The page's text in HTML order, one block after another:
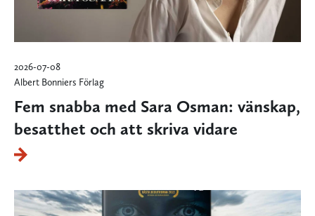
2026-07-08
Albert Bonniers Förlag
Fem snabba med Sara Osman: vänskap,
besatthet och att skriva vidare